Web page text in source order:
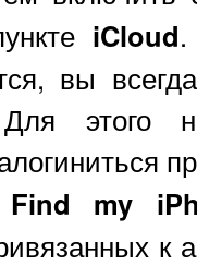
iCloud
вы
Для этого
Find my
к